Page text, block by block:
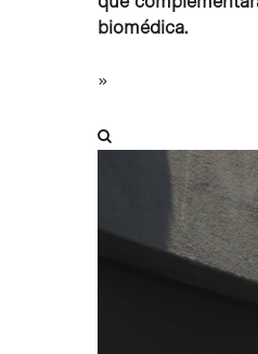
biomédica.
»